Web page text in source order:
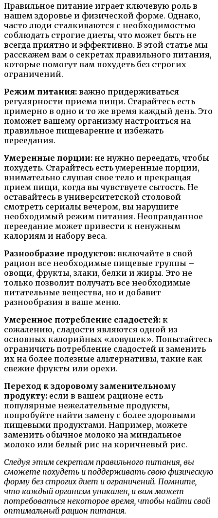
Правильное питание играет ключевую роль в
нашем здоровье и физической форме. Однако,
часто люди сталкиваются с необходимостью
соблюдать строгие диеты, что может быть не
всегда приятно и эффективно. В этой статье мы
расскажем вам о секретах правильного питания,
которые помогут вам похудеть без строгих
ограничений.
Режим питания: важно придерживаться
регулярности приема пищи. Старайтесь есть
примерно в одно и то же время каждый день. Это
поможет вашему организму настроиться на
правильное пищеварение и избежать
переедания.
Умеренные порции: не нужно переедать, чтобы
похудеть. Старайтесь есть умеренные порции,
внимательно слушая свое тело и прекращая
прием пищи, когда вы чувствуете сытость. Не
оставайтесь в университетской столовой
смотреть сериалы вечером, вы нарушите
необходимый режим питания. Неоправданное
переедание может привести к ненужным
калориям и набору веса.
Разнообразие продуктов: включайте в свой
рацион все необходимые пищевые группы –
овощи, фрукты, злаки, белки и жиры. Это не
только позволит получать все необходимые
питательные вещества, но и добавит
разнообразия в ваше меню.
Умеренное потребление сладостей: к
сожалению, сладости являются одной из
основных калорийных «ловушек». Попытайтесь
ограничить потребление сладостей и заменить
их на более полезные альтернативы, такие как
свежие фрукты или орехи.
Переход к здоровому заменительному
продукту: если в вашем рационе есть
популярные нежелательные продукты,
попробуйте найти замену с более здоровыми
пищевыми продуктами. Например, можете
заменить обычное молоко на миндальное
молоко или белый рис на коричневый рис.
Следуя этим секретам правильного питания, вы
сможете похудеть и поддерживать свою физическую
форму без строгих диет и ограничений. Помните,
что каждый организм уникален, и вам может
потребоваться некоторое время, чтобы найти свой
оптимальный рацион питания.